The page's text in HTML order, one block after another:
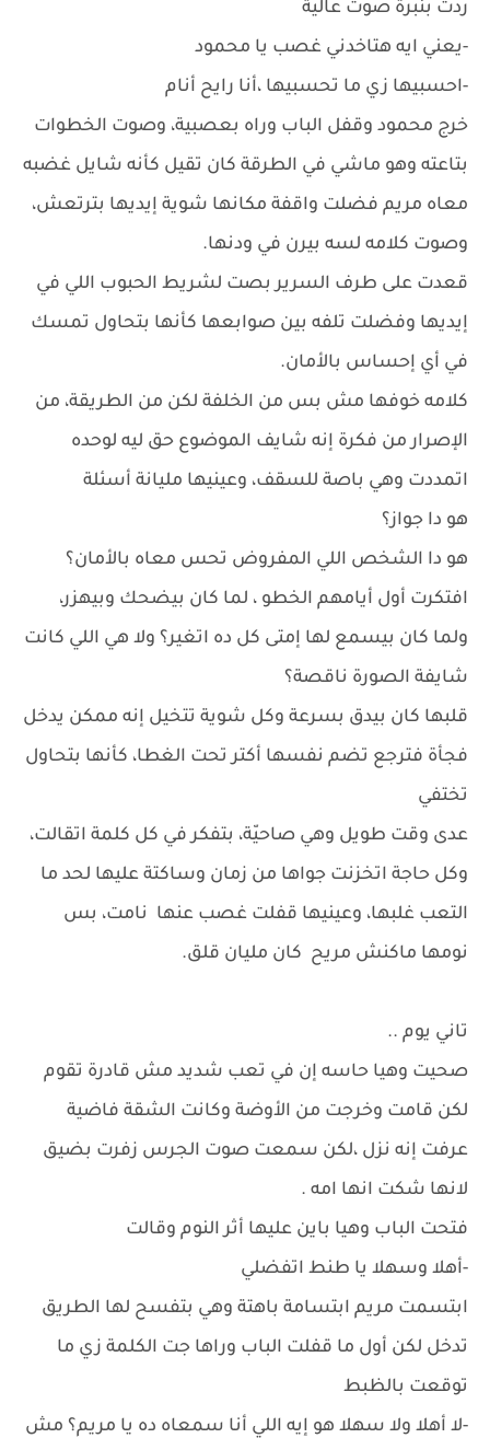
ردت بنبرة صوت عالية
-يعني ايه هتاخدني غصب يا محمود
-احسبيها زي ما تحسبيها ،أنا رايح أنام
خرج محمود وقفل الباب وراه بعصبية، وصوت الخطوات
بتاعته وهو ماشي في الطرقة كان تقيل كأنه شايل غضبه
معاه مريم فضلت واقفة مكانها شوية إيديها بترتعش،
وصوت كلامه لسه بيرن في ودنها.
قعدت على طرف السرير بصت لشريط الحبوب اللي في
إيديها وفضلت تلفه بين صوابعها كأنها بتحاول تمسك
في أي إحساس بالأمان.
كلامه خوفها مش بس من الخلفة لكن من الطريقة، من
الإصرار من فكرة إنه شايف الموضوع حق ليه لوحده
اتمددت وهي باصة للسقف، وعينيها مليانة أسئلة
هو دا جواز؟
هو دا الشخص اللي المفروض تحس معاه بالأمان؟
افتكرت أول أيامهم الخطو ، لما كان بيضحك وبيهزر،
ولما كان بيسمع لها إمتى كل ده اتغير؟ ولا هي اللي كانت
شايفة الصورة ناقصة؟
قلبها كان بيدق بسرعة وكل شوية تتخيل إنه ممكن يدخل
فجأة فترجع تضم نفسها أكتر تحت الغطا، كأنها بتحاول
تختفي
عدى وقت طويل وهي صاحيّة، بتفكر في كل كلمة اتقالت،
وكل حاجة اتخزنت جواها من زمان وساكتة عليها لحد ما
التعب غلبها، وعينيها قفلت غصب عنها نامت، بس
نومها ماكنش مريح كان مليان قلق.
تاني يوم ..
صحيت وهيا حاسه إن في تعب شديد مش قادرة تقوم
لكن قامت وخرجت من الأوضة وكانت الشقة فاضية
عرفت إنه نزل ،لكن سمعت صوت الجرس زفرت بضيق
لانها شكت انها امه .
فتحت الباب وهيا باين عليها أثر النوم وقالت
-أهلا وسهلا يا طنط اتفضلي
ابتسمت مريم ابتسامة باهتة وهي بتفسح لها الطريق
تدخل لكن أول ما قفلت الباب وراها جت الكلمة زي ما
توقعت بالظبط
-لا أهلا ولا سهلا هو إيه اللي أنا سمعاه ده يا مريم؟ مش